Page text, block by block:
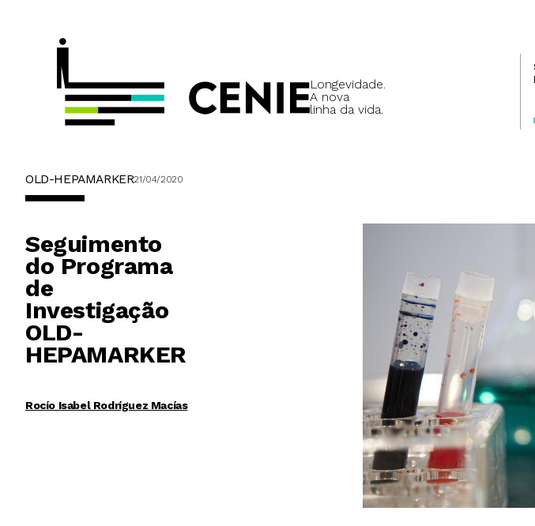
Longevidade.
A nova
linha da vida.
OLD-HEPAMARKER21/04/2020
Seguimento
do Programa
de
Investigação
OLD-
HEPAMARKER
Rocío Isabel Rodríguez Macías